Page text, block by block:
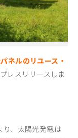
ネルのリユース・
レスリリースしま
り、太陽光発電は